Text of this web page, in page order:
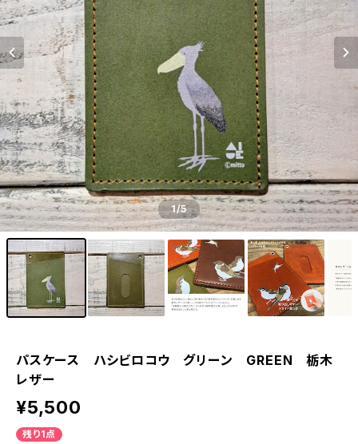
1/5
パスケース ハシビロコウ グリーン GREEN 栃木
レザー
¥5,500
残り1点